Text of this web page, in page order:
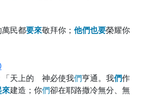
民都要來敬拜你； 他們也要榮耀你
「天上的 神必使我們亨通。我們作
來建造；你們卻在耶路撒冷無分、無